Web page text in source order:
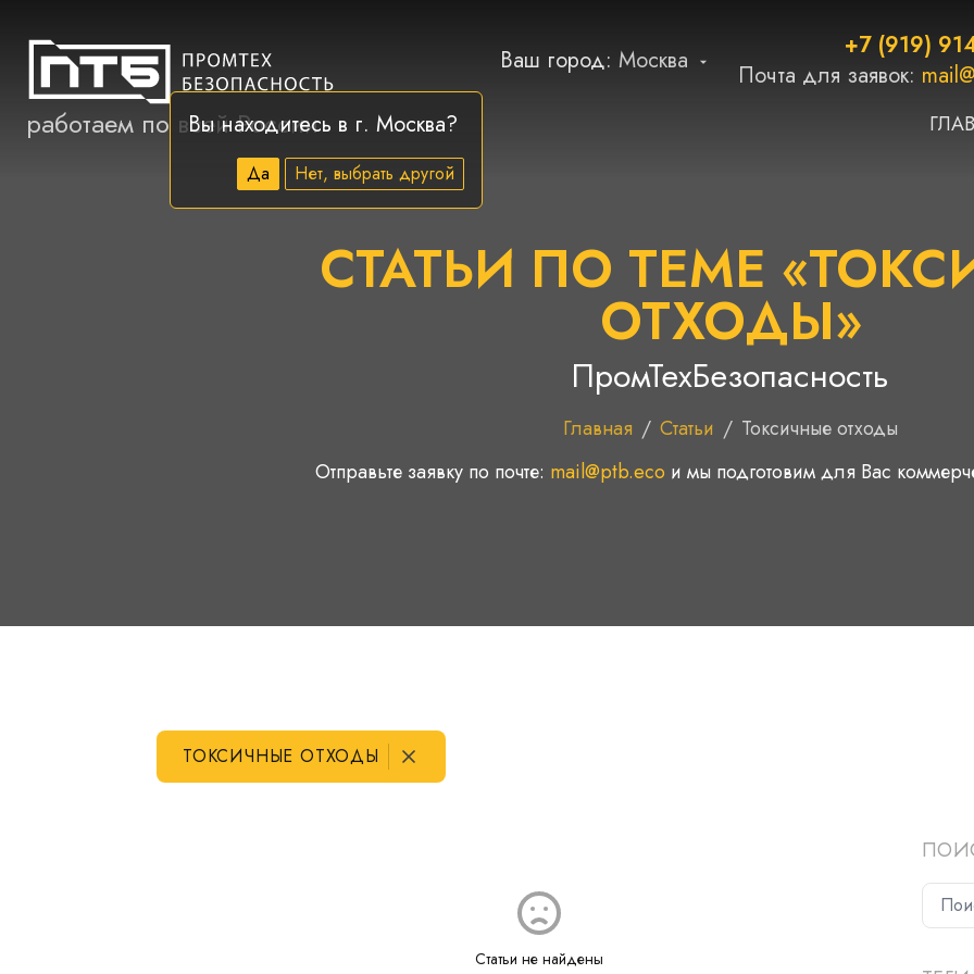
работаем по всей России
Ваш город: Москва
Вы находитесь в г. Москва?
Да Нет, выбрать другой
+7 (919)
Почта для заявок:
СТАТЬИ ПО ТЕМЕ
ОТХОДЫ»
ПромТехБезопасность
Главная / Статьи / Токсичные отходы
Отправьте заявку по почте: mail@ptb.eco и мы подготовим для Вас
ТОКСИЧНЫЕ ОТХОДЫ
Статьи не найдены